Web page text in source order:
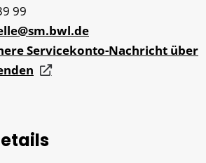
99
Servicekonto-Nachricht über